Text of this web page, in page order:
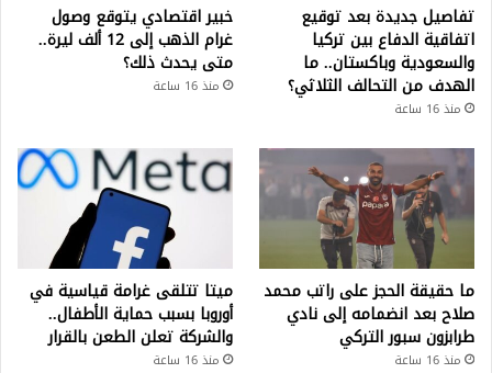
تفاصيل جديدة بعد توقيع
اتفاقية الدفاع بين تركيا
والسعودية وباكستان.. ما
الهدف من التحالف الثلاثي؟
منذ 16 ساعة
خبير اقتصادي يتوقع وصول
غرام الذهب إلى 12 ألف ليرة..
متى يحدث ذلك؟
منذ 16 ساعة
ما حقيقة الحجز على راتب محمد
صلاح بعد انضمامه إلى نادي
طرابزون سبور التركي
منذ 16 ساعة
ميتا تتلقى غرامة قياسية في
أوروبا بسبب حماية الأطفال..
والشركة تعلن الطعن بالقرار
منذ 16 ساعة